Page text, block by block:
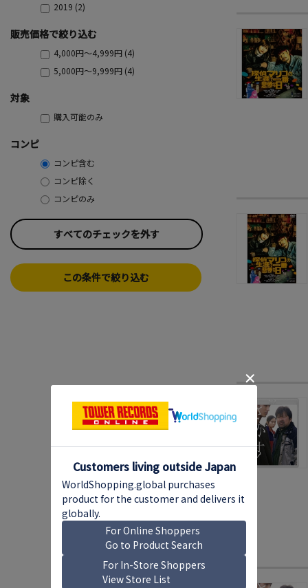
2019 (2)
販売価格で絞り込む
4,000円～4,999円 (4)
5,000円～9,999円 (4)
対象
購入可能のみ
コンピ
コンピ含む
コンピ除く
コンピのみ
すべてのチェックを外す
この条件で絞り込む